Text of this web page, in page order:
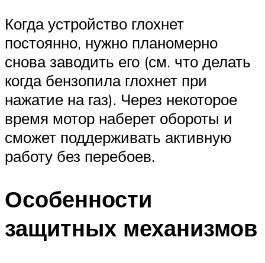
Когда устройство глохнет
постоянно, нужно планомерно
снова заводить его (см. что делать
когда бензопила глохнет при
нажатие на газ). Через некоторое
время мотор наберет обороты и
сможет поддерживать активную
работу без перебоев.
Особенности
защитных механизмов